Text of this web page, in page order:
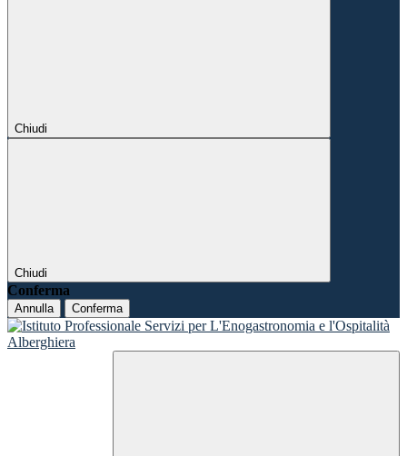
Chiudi
Chiudi
Conferma
Annulla Conferma